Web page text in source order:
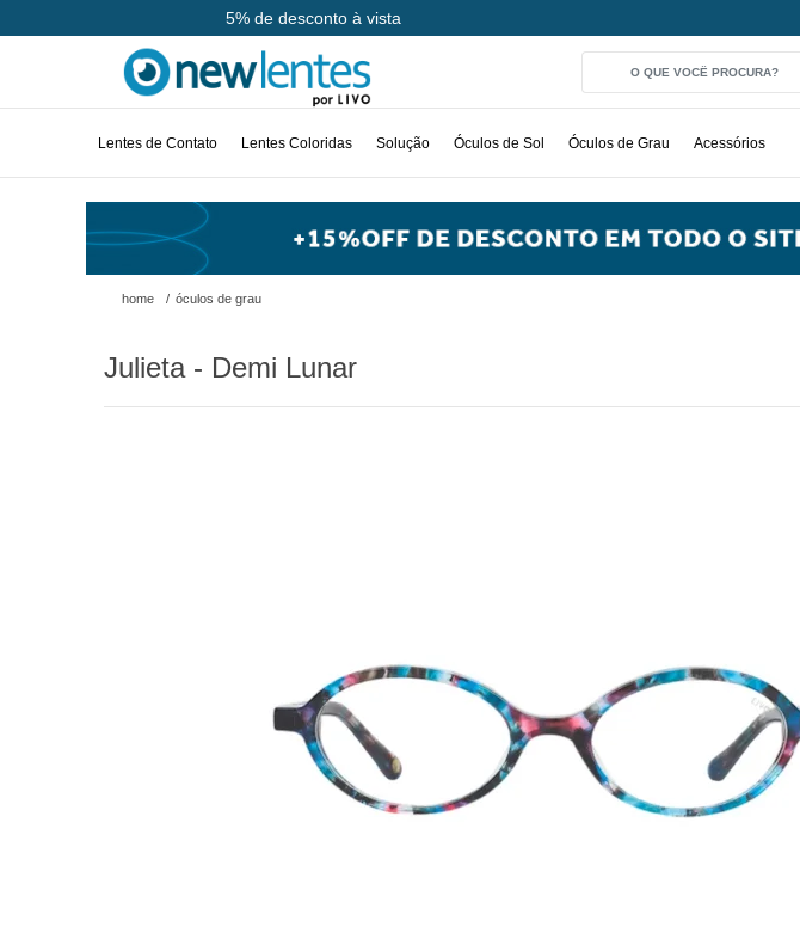
5% de desconto à vista
Até 10x sem juros
Lentes de Contato Lentes Coloridas Solução Óculos de Sol Óculos de Grau Acessórios
home / óculos de grau
Julieta - Demi Lunar